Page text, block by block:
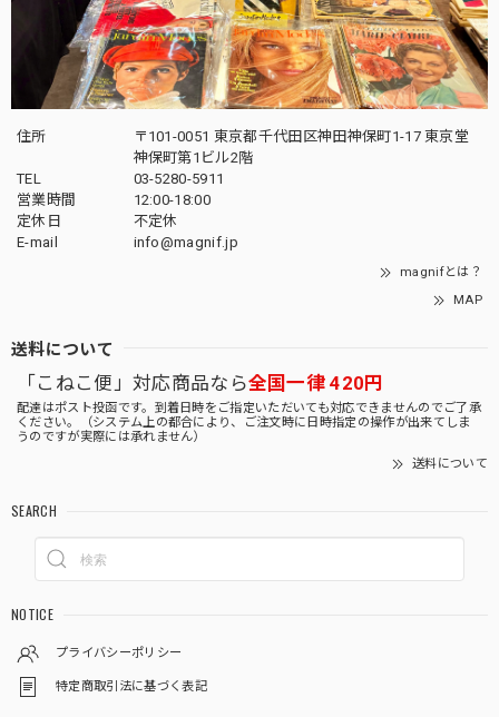
住所
〒101-0051 東京都千代田区神田神保町1-17 東京堂
神保町第1ビル2階
TEL
03-5280-5911
営業時間
12:00-18:00
定休日
不定休
E-mail
info@magnif.jp
magnifとは？
MAP
送料について
「こねこ便」対応商品なら全国一律 420円
配達はポスト投函です。到着日時をご指定いただいても対応できませんのでご了承
ください。（システム上の都合により、ご注文時に日時指定の操作が出来てしま
うのですが実際には承れません）
送料について
SEARCH
NOTICE
プライバシーポリシー
特定商取引法に基づく表記